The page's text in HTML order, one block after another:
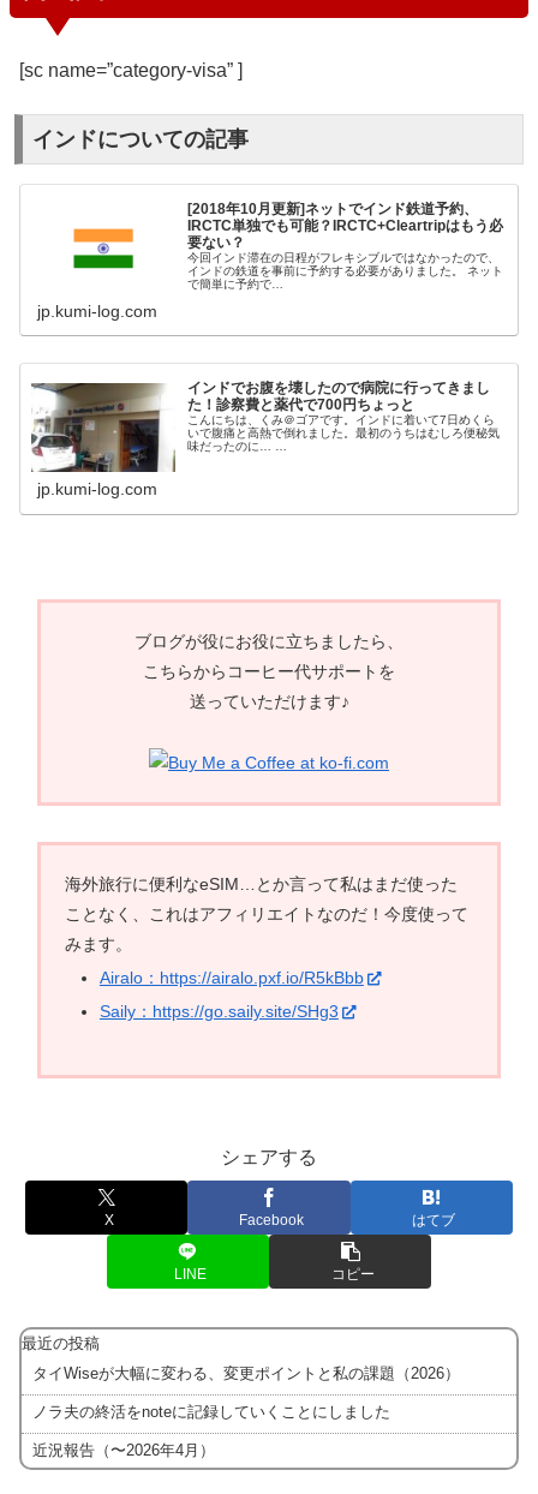
[sc name=”category-visa” ]
インドについての記事
[2018年10月更新]ネットでインド鉄道予約、
IRCTC単独でも可能？IRCTC+Cleartripはもう必
要ない？
今回インド滞在の日程がフレキシブルではなかったので、
インドの鉄道を事前に予約する必要がありました。 ネット
で簡単に予約で…
jp.kumi-log.com
インドでお腹を壊したので病院に行ってきまし
た！診察費と薬代で700円ちょっと
こんにちは、くみ＠ゴアです。インドに着いて7日めくら
いで腹痛と高熱で倒れました。最初のうちはむしろ便秘気
味だったのに… …
jp.kumi-log.com
ブログが役にお役に立ちましたら、
こちらからコーヒー代サポートを
送っていただけます♪
海外旅行に便利なeSIM…とか言って私はまだ使った
ことなく、これはアフィリエイトなのだ！今度使って
みます。
Airalo：https://airalo.pxf.io/R5kBbb
Saily：https://go.saily.site/SHg3
シェアする
X Facebook はてブ
LINE コピー
最近の投稿
タイWiseが大幅に変わる、変更ポイントと私の課題（2026）
ノラ夫の終活をnoteに記録していくことにしました
近況報告（〜2026年4月）